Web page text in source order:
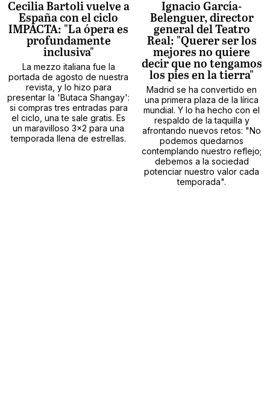
Cecilia Bartoli vuelve a
España con el ciclo
IMPACTA: "La ópera es
profundamente
inclusiva"
La mezzo italiana fue la
portada de agosto de nuestra
revista, y lo hizo para
presentar la 'Butaca Shangay':
si compras tres entradas para
el ciclo, una te sale gratis. Es
un maravilloso 3x2 para una
temporada llena de estrellas.
Ignacio García-
Belenguer, director
general del Teatro
Real: "Querer ser los
mejores no quiere
decir que no tengamos
los pies en la tierra"
Madrid se ha convertido en
una primera plaza de la lírica
mundial. Y lo ha hecho con el
respaldo de la taquilla y
afrontando nuevos retos: "No
podemos quedarnos
contemplando nuestro reflejo;
debemos a la sociedad
potenciar nuestro valor cada
temporada".